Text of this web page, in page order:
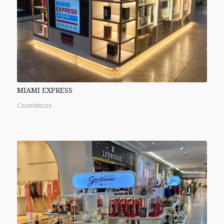
MIAMI EXPRESS
Cosméticos